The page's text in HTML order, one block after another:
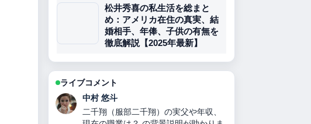
松井秀喜の私生活を総まと
め：アメリカ在住の真実、結
婚相手、年俸、子供の有無を
徹底解説【2025年最新】
ライブコメント
山本 葵
キャサリン妃の現在の状況：病名・治